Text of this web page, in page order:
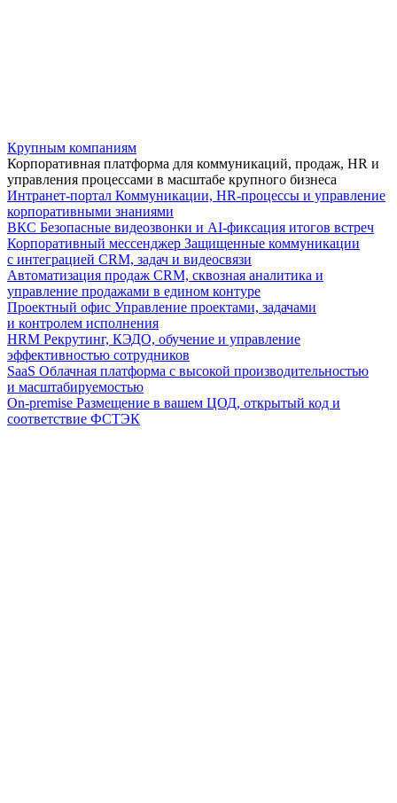
Крупным компаниям
Корпоративная платформа для коммуникаций, продаж, HR и
управления процессами в масштабе крупного бизнеса
Интранет-портал Коммуникации, HR-процессы и управление
корпоративными знаниями
ВКС Безопасные видеозвонки и AI-фиксация итогов встреч
Корпоративный мессенджер Защищенные коммуникации
с интеграцией CRM, задач и видеосвязи
Автоматизация продаж CRM, сквозная аналитика и
управление продажами в едином контуре
Проектный офис Управление проектами, задачами
и контролем исполнения
HRM Рекрутинг, КЭДО, обучение и управление
эффективностью сотрудников
SaaS Облачная платформа с высокой производительностью
и масштабируемостью
On-premise Размещение в вашем ЦОД, открытый код и
соответствие ФСТЭК